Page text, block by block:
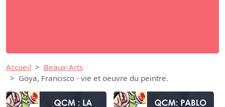
Accueil
Beaux-Arts
Goya, Francisco - vie et oeuvre du peintre.